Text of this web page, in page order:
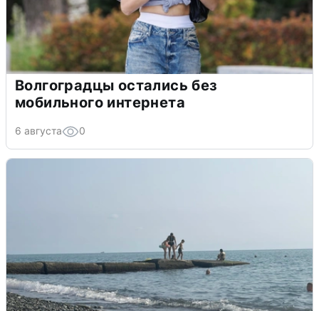
Волгоградцы остались без
мобильного интернета
6 августа 0